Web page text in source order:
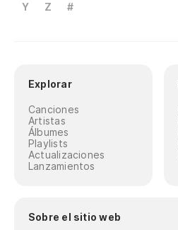
Y
Z #
Explorar
Canciones
Artistas
Álbumes
Playlists
Actualizaciones
Lanzamientos
Sobre el sitio web